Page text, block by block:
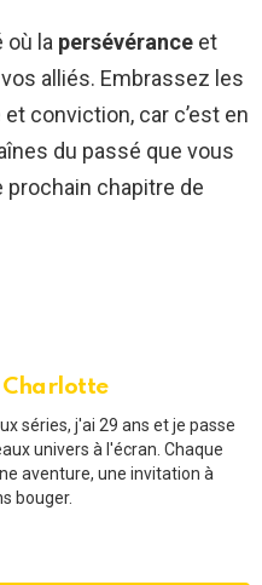
où la persévérance et
alliés. Embrassez les
conviction, car c’est en
du passé que vous
chapitre de
Charlotte
séries, j'ai 29 ans et je passe
univers à l'écran. Chaque
aventure, une invitation à
bouger.